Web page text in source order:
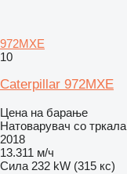
972MXE
10
Caterpillar 972MXE
Цена на барање
Натоварувач со тркала
2018
13.311 м/ч
Сила 232 kW (315 кс)